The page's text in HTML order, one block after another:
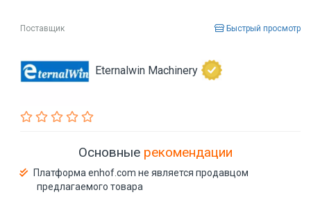
Поставщик Быстрый просмотр
Eternalwin Machinery
Основные рекомендации
Платформа enhof.com не является продавцом
предлагаемого товара